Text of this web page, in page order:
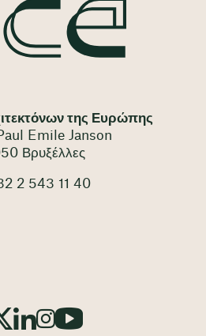
της Ευρώπης
Emile Janson
Βρυξέλλες
2 543 11 40